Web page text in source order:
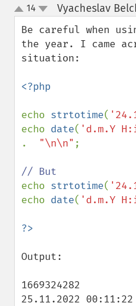
up
down
14 Vyacheslav
Be careful when
the year. I came
situation:
<?php
echo strtotime(
echo date( 'd.m.Y
. "\n\n" ;
echo strtotime(
echo date( 'd.m.Y
Output:
1669324282
25.11.2022 00:11:22